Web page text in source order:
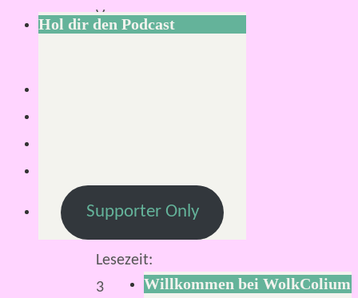
Von
April
Lesezeit:
3
Hol dir den Podcast
Supporter Only
Willkommen bei WolkColium